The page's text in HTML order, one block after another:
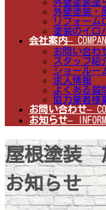
外壁塗装塗
外壁塗装・
リフォーム
塗装のイロ
会社案内–
お問い合わ
スタッフ紹
ショールー
求人情報
よくある質
協力業者様
お問い合わせ–
お知らせ–
屋根塗装
お知らせ